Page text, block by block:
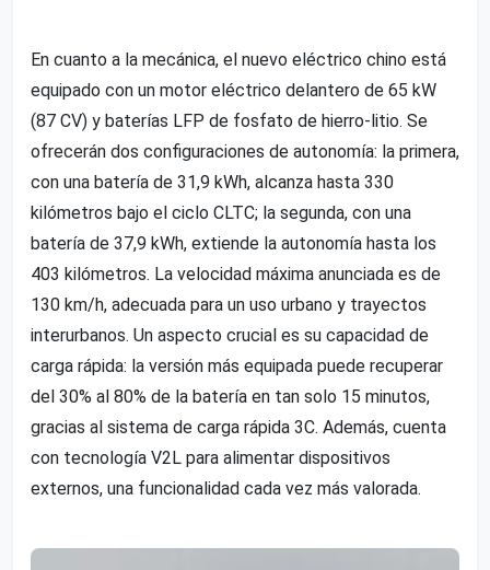
En cuanto a la mecánica, el nuevo eléctrico chino está
equipado con un motor eléctrico delantero de 65 kW
(87 CV) y baterías LFP de fosfato de hierro-litio. Se
ofrecerán dos configuraciones de autonomía: la primera,
con una batería de 31,9 kWh, alcanza hasta 330
kilómetros bajo el ciclo CLTC; la segunda, con una
batería de 37,9 kWh, extiende la autonomía hasta los
403 kilómetros. La velocidad máxima anunciada es de
130 km/h, adecuada para un uso urbano y trayectos
interurbanos. Un aspecto crucial es su capacidad de
carga rápida: la versión más equipada puede recuperar
del 30% al 80% de la batería en tan solo 15 minutos,
gracias al sistema de carga rápida 3C. Además, cuenta
con tecnología V2L para alimentar dispositivos
externos, una funcionalidad cada vez más valorada.